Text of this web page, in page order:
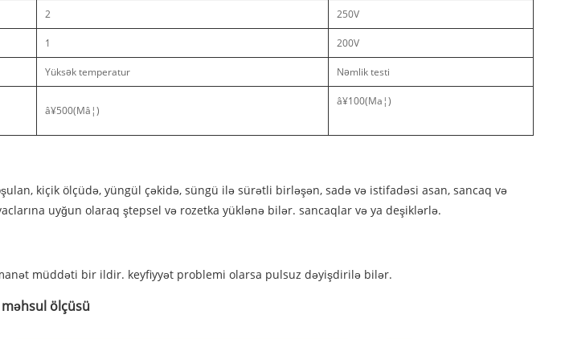
2 250V
1 200V
Yüksək temperatur Nəmlik testi
â¥500(Mâ¦)
â¥100(Ma¦)
kiçik ölçüdə, yüngül çəkidə, süngü ilə sürətli birləşən, sadə və istifadəsi asan, sancaq və
uyğun olaraq ştepsel və rozetka yüklənə bilər. sancaqlar və ya deşiklərlə.
müddəti bir ildir. keyfiyyət problemi olarsa pulsuz dəyişdirilə bilər.
ölçüsü